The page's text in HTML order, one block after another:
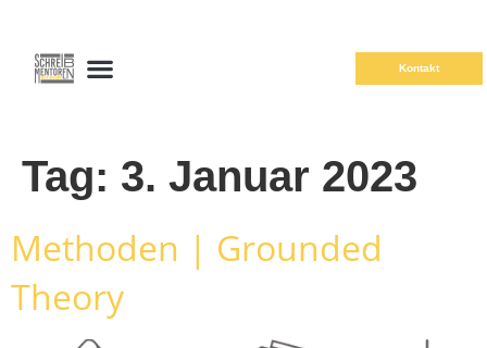
Kontakt
Tag: 3. Januar 2023
Methoden | Grounded
Theory